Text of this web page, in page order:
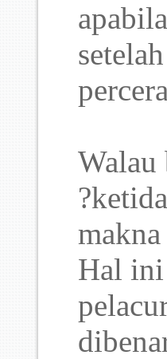
Walau
Hal ini